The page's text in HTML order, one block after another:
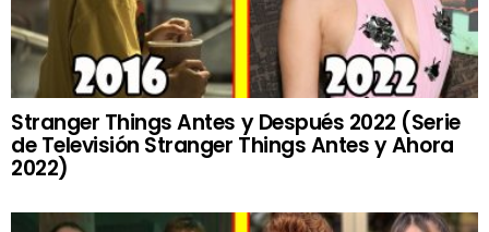
Stranger Things Antes y Después 2022 (Serie
de Televisión Stranger Things Antes y Ahora
2022)